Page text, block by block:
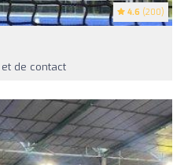
4.6 (200)
de contact